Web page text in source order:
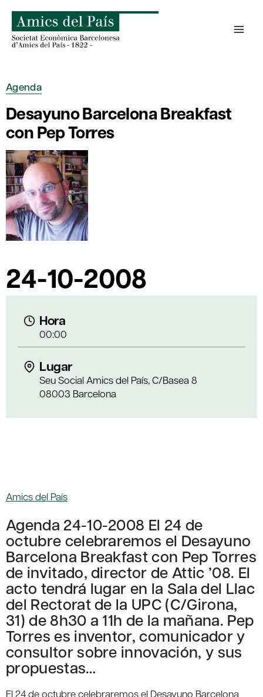
contenido
Agenda
Desayuno Barcelona Breakfast
con Pep Torres
24-10-2008
Hora
00:00
Lugar
Seu Social Amics del País, C/Basea 8
08003 Barcelona
Amics del País
Agenda 24-10-2008 El 24 de
octubre celebraremos el Desayuno
Barcelona Breakfast con Pep Torres
de invitado, director de Attic ’08. El
acto tendrá lugar en la Sala del Llac
del Rectorat de la UPC (C/Girona,
31) de 8h30 a 11h de la mañana. Pep
Torres es inventor, comunicador y
consultor sobre innovación, y sus
propuestas…
El 24 de octubre celebraremos el Desayuno Barcelona